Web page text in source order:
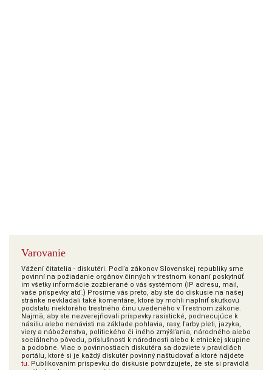
Varovanie
Vážení čitatelia - diskutéri. Podľa zákonov Slovenskej republiky sme
povinní na požiadanie orgánov činných v trestnom konaní poskytnúť
im všetky informácie zozbierané o vás systémom (IP adresu, mail,
vaše príspevky atď.) Prosíme vás preto, aby ste do diskusie na našej
stránke nevkladali také komentáre, ktoré by mohli naplniť skutkovú
podstatu niektorého trestného činu uvedeného v Trestnom zákone.
Najmä, aby ste nezverejňovali príspevky rasistické, podnecujúce k
násiliu alebo nenávisti na základe pohlavia, rasy, farby pleti, jazyka,
viery a náboženstva, politického či iného zmýšľania, národného alebo
sociálneho pôvodu, príslušnosti k národnosti alebo k etnickej skupine
a podobne. Viac o povinnostiach diskutéra sa dozviete v pravidlách
portálu, ktoré si je každý diskutér povinný naštudovať a ktoré nájdete
tu. Publikovaním príspevku do diskusie potvrdzujete, že ste si pravidlá